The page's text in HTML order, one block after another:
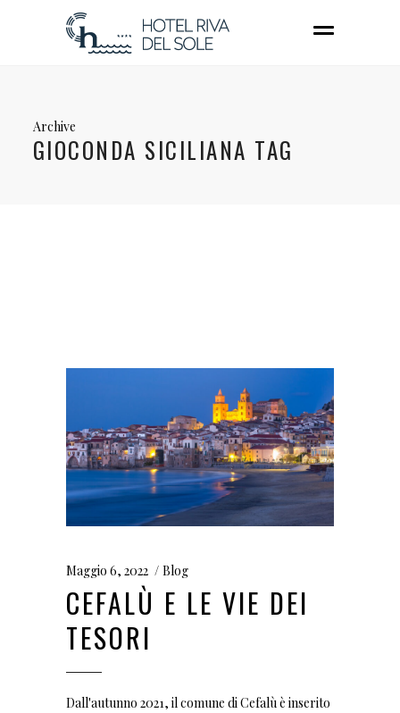
Archive
GIOCONDA SICILIANA TAG
Maggio 6, 2022 Blog
CEFALÙ E LE VIE DEI
TESORI
Dall'autunno 2021, il comune di Cefalù è inserito